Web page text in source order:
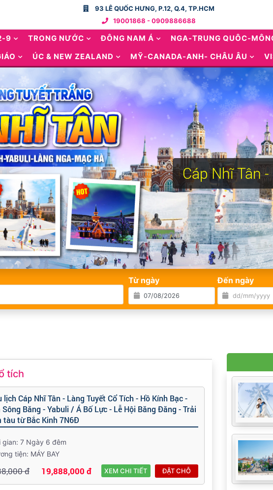
93 LÊ QUỐC HƯNG, P.12, Q.4, TP.HCM
19001868 - 0909886688
9 TRONG NƯỚC ĐÔNG NAM Á NGA-TRUNG QUÔC-
ÚC & NEW ZEALAND MỸ-CANADA-ANH- CHÂU ÂU
Cáp Nhĩ Tân
Từ ngày Đến ngày
tích
lịch Cáp Nhĩ Tân - Làng Tuyết Cổ Tích - Hồ Kính Bạc -
Sông Băng - Yabuli / Á Bố Lực - Lễ Hội Băng Đăng - Trải
tàu từ Bắc Kinh 7N6Đ
gian: 7 Ngày 6 đêm
tiện: MÁY BAY
đ 19,888,000 đ XEM CHI TIẾT ĐẶT CHỖ